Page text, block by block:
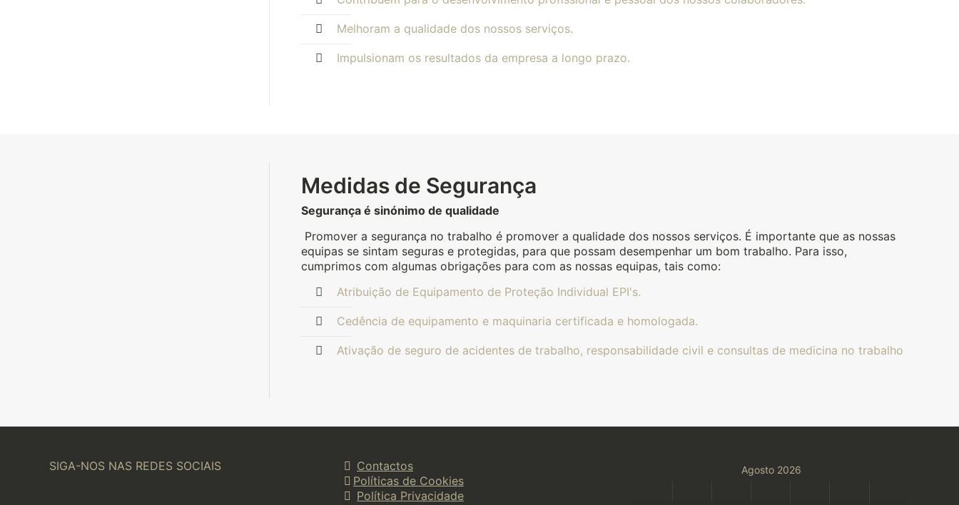
Melhoram a qualidade dos nossos serviços.
Impulsionam os resultados da empresa a longo prazo.
Medidas de Segurança
Segurança é sinónimo de qualidade
Promover a segurança no trabalho é promover a qualidade dos nossos serviços. É importante que as nossas
equipas se sintam seguras e protegidas, para que possam desempenhar um bom trabalho. Para isso,
cumprimos com algumas obrigações para com as nossas equipas, tais como:
Atribuição de Equipamento de Proteção Individual EPI's.
Cedência de equipamento e maquinaria certificada e homologada.
Ativação de seguro de acidentes de trabalho, responsabilidade civil e consultas de medicina no trabalho
SIGA-NOS NAS REDES SOCIAIS
Contactos
Políticas de Cookies
Política Privacidade
Agosto 2026